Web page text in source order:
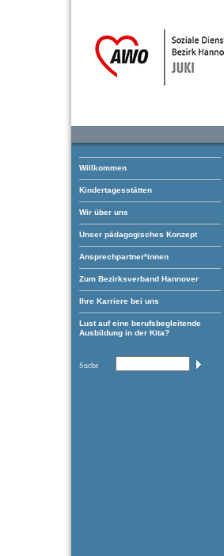
Willkommen
Kindertagesstätten
Wir über uns
Unser pädagogisches Konzept
Ansprechpartner*innen
Zum Bezirksverband Hannover
Ihre Karriere bei uns
Lust auf eine berufsbegleitende
Ausbildung in der Kita?
Suche